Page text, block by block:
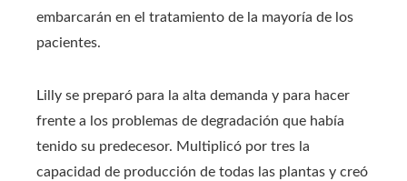
embarcarán en el tratamiento de la mayoría de los
pacientes.
Lilly se preparó para la alta demanda y para hacer
frente a los problemas de degradación que había
tenido su predecesor. Multiplicó por tres la
capacidad de producción de todas las plantas y creó